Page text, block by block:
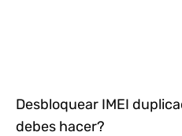
Desbloquear IMEI
debes hacer?